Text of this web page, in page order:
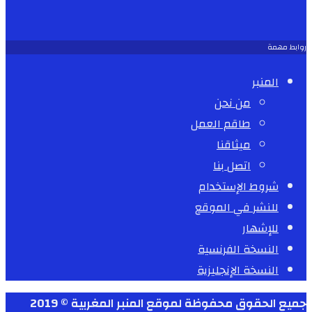
روابط مهمة
المنبر
من نحن
طاقم العمل
ميثاقنا
اتصل بنا
شروط الإستخدام
للنشر في الموقع
للإشهار
النسخة الفرنسية
النسخة الإنجليزية
جميع الحقوق محفوظة لموقع المنبر المغربية © 2019